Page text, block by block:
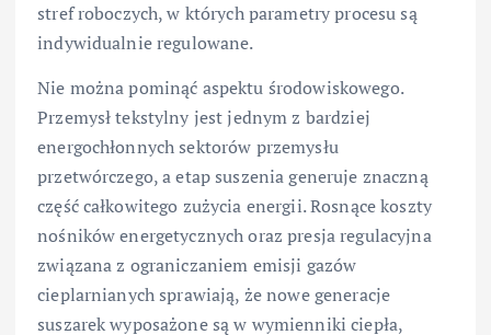
stref roboczych, w których parametry procesu są
indywidualnie regulowane.
Nie można pominąć aspektu środowiskowego.
Przemysł tekstylny jest jednym z bardziej
energochłonnych sektorów przemysłu
przetwórczego, a etap suszenia generuje znaczną
część całkowitego zużycia energii. Rosnące koszty
nośników energetycznych oraz presja regulacyjna
związana z ograniczaniem emisji gazów
cieplarnianych sprawiają, że nowe generacje
suszarek wyposażone są w wymienniki ciepła,